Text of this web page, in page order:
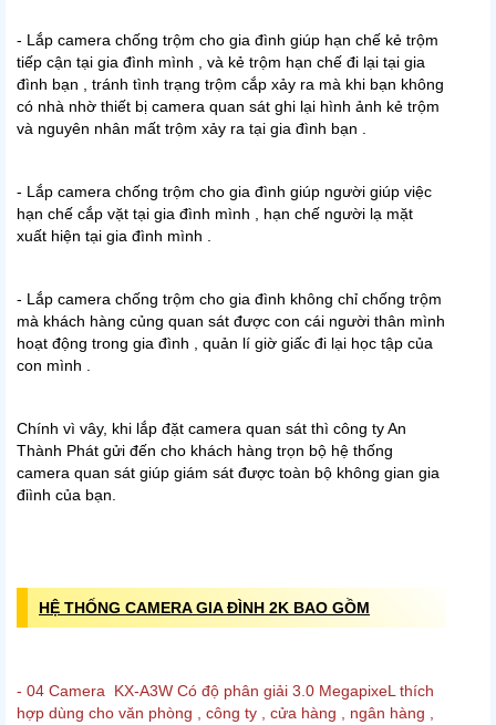
- Lắp camera chống trộm cho gia đình giúp hạn chế kẻ trộm
tiếp cận tại gia đình mình , và kẻ trộm hạn chế đi lại tại gia
đình bạn , tránh tình trạng trộm cắp xảy ra mà khi bạn không
có nhà nhờ thiết bị camera quan sát ghi lại hình ảnh kẻ trộm
và nguyên nhân mất trộm xảy ra tại gia đình bạn .
- Lắp camera chống trộm cho gia đình giúp người giúp việc
hạn chế cắp vặt tại gia đình mình , hạn chế người lạ mặt
xuất hiện tại gia đình mình .
- Lắp camera chống trộm cho gia đình không chỉ chống trộm
mà khách hàng củng quan sát được con cái người thân mình
hoạt động trong gia đình , quản lí giờ giấc đi lại học tập của
con mình .
Chính vì vây, khi lắp đặt camera quan sát thì công ty An
Thành Phát gửi đến cho khách hàng trọn bộ hệ thống
camera quan sát giúp giám sát được toàn bộ không gian gia
điình của bạn.
HỆ THỐNG CAMERA GIA ĐÌNH 2K BAO GỒM
- 04 Camera KX-A3W Có độ phân giải 3.0 MegapixeL thích
hợp dùng cho văn phòng , công ty , cửa hàng , ngân hàng ,